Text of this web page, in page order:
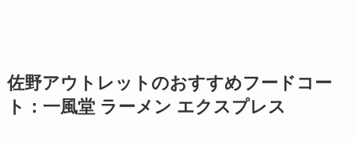
佐野アウトレットのおすすめフードコー
ト：一風堂 ラーメン エクスプレス